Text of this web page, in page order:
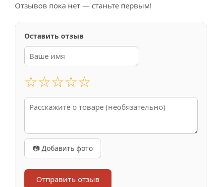
Отзывов пока нет — станьте первым!
Оставить отзыв
☆☆☆☆☆
📷 Добавить фото
Отправить отзыв